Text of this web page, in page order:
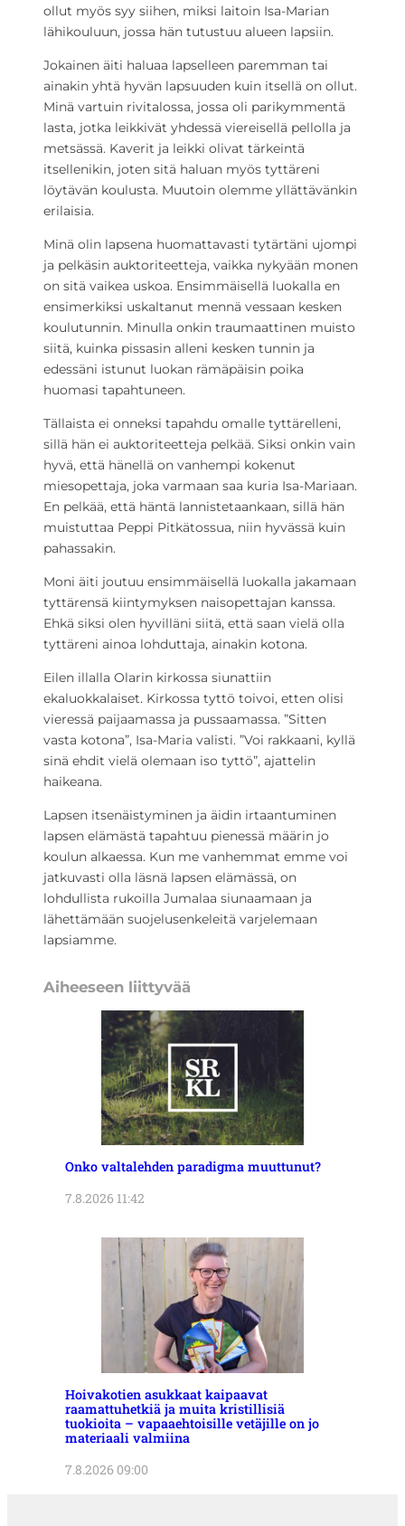
ollut myös syy siihen, miksi laitoin Isa-Marian
lähikouluun, jossa hän tutustuu alueen lapsiin.
Jokainen äiti haluaa lapselleen paremman tai
ainakin yhtä hyvän lapsuuden kuin itsellä on ollut.
Minä vartuin rivitalossa, jossa oli parikymmentä
lasta, jotka leikkivät yhdessä viereisellä pellolla ja
metsässä. Kaverit ja leikki olivat tärkeintä
itsellenikin, joten sitä haluan myös tyttäreni
löytävän koulusta. Muutoin olemme yllättävänkin
erilaisia.
Minä olin lapsena huomattavasti tytärtäni ujompi
ja pelkäsin auktoriteetteja, vaikka nykyään monen
on sitä vaikea uskoa. Ensimmäisellä luokalla en
ensimerkiksi uskaltanut mennä vessaan kesken
koulutunnin. Minulla onkin traumaattinen muisto
siitä, kuinka pissasin alleni kesken tunnin ja
edessäni istunut luokan rämäpäisin poika
huomasi tapahtuneen.
Tällaista ei onneksi tapahdu omalle tyttärelleni,
sillä hän ei auktoriteetteja pelkää. Siksi onkin vain
hyvä, että hänellä on vanhempi kokenut
miesopettaja, joka varmaan saa kuria Isa-Mariaan.
En pelkää, että häntä lannistetaankaan, sillä hän
muistuttaa Peppi Pitkätossua, niin hyvässä kuin
pahassakin.
Moni äiti joutuu ensimmäisellä luokalla jakamaan
tyttärensä kiintymyksen naisopettajan kanssa.
Ehkä siksi olen hyvilläni siitä, että saan vielä olla
tyttäreni ainoa lohduttaja, ainakin kotona.
Eilen illalla Olarin kirkossa siunattiin
ekaluokkalaiset. Kirkossa tyttö toivoi, etten olisi
vieressä paijaamassa ja pussaamassa. ”Sitten
vasta kotona”, Isa-Maria valisti. ”Voi rakkaani, kyllä
sinä ehdit vielä olemaan iso tyttö”, ajattelin
haikeana.
Lapsen itsenäistyminen ja äidin irtaantuminen
lapsen elämästä tapahtuu pienessä määrin jo
koulun alkaessa. Kun me vanhemmat emme voi
jatkuvasti olla läsnä lapsen elämässä, on
lohdullista rukoilla Jumalaa siunaamaan ja
lähettämään suojelusenkeleitä varjelemaan
lapsiamme.
Aiheeseen liittyvää
Onko valtalehden paradigma muuttunut?
7.8.2026 11:42
Hoivakotien asukkaat kaipaavat
raamattuhetkiä ja muita kristillisiä
tuokioita – vapaaehtoisille vetäjille on jo
materiaali valmiina
7.8.2026 09:00